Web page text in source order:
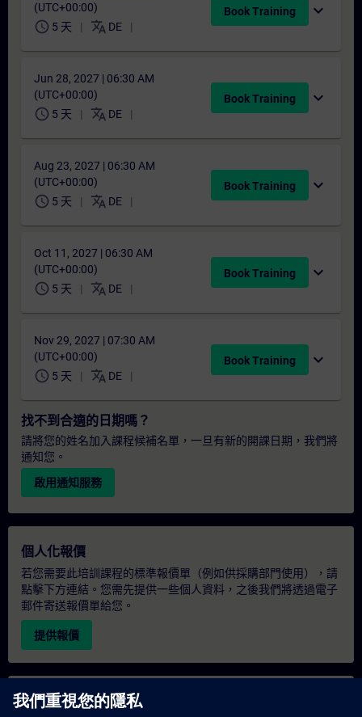
(UTC+00:00)
schedule 5 天 translate DE
Book Training expand_more
Jun 28, 2027 | 06:30 AM
(UTC+00:00)
schedule 5 天 translate DE
Book Training expand_more
Aug 23, 2027 | 06:30 AM
(UTC+00:00)
schedule 5 天 translate DE
Book Training expand_more
Oct 11, 2027 | 06:30 AM
(UTC+00:00)
schedule 5 天 translate DE
Book Training expand_more
Nov 29, 2027 | 07:30 AM
(UTC+00:00)
schedule 5 天 translate DE
Book Training expand_more
找不到合適的日期嗎？
請將您的姓名加入課程候補名單，一旦有新的開課日期，我們將
通知您。
啟用通知服務
個人化報價
若您需要此培訓課程的標準報價單（例如供採購部門使用），請
點擊下方連結。您需先提供一些個人資料，之後我們將透過電子
郵件寄送報價單給您。
提供報價
專屬培訓諮詢